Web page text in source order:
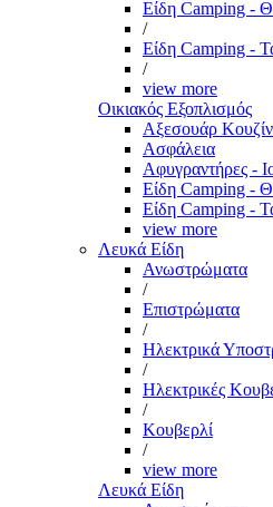
Είδη Camping -
/
Είδη Camping -
/
view more
Οικιακός Εξοπλισμός
Αξεσουάρ
Ασφάλεια
Αφυγραντήρες -
Είδη Camping -
Είδη Camping -
view more
Λευκά Είδη
Ανωστρώματα
/
Επιστρώματα
/
Ηλεκτρικά
/
Ηλεκτρικές
/
Κουβερλί
/
view more
Λευκά Είδη